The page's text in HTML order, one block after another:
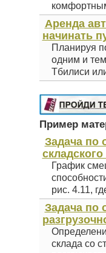
Аренда
начинать
Планируя
одним и
Тбилиси
Пример
Задача по
График
рис. 4.11,
Задача по
склада со